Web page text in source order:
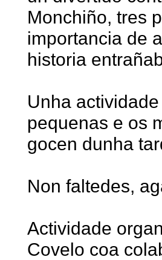
Monchiño, tres
importancia de
historia
Unha
pequenas e os
gocen dunha
Non faltedes,
Actividade
Covelo coa